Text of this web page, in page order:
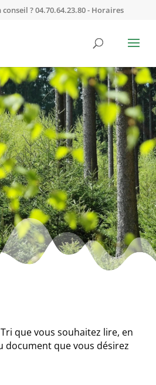
? 04.70.64.23.80 - Horaires
que vous souhaitez lire, en
document que vous désirez